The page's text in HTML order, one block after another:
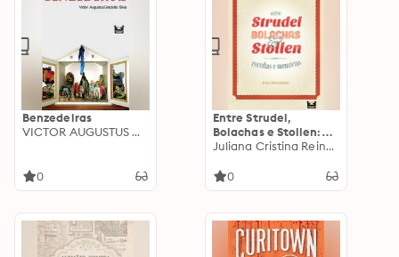
Benzedeiras
VICTOR AUGUSTUS GRACIOTTO SILVA
0
Entre Strudel,
Bolachas e Stollen:
receitas e memóriasJuliana Cristina Reinhardt
0